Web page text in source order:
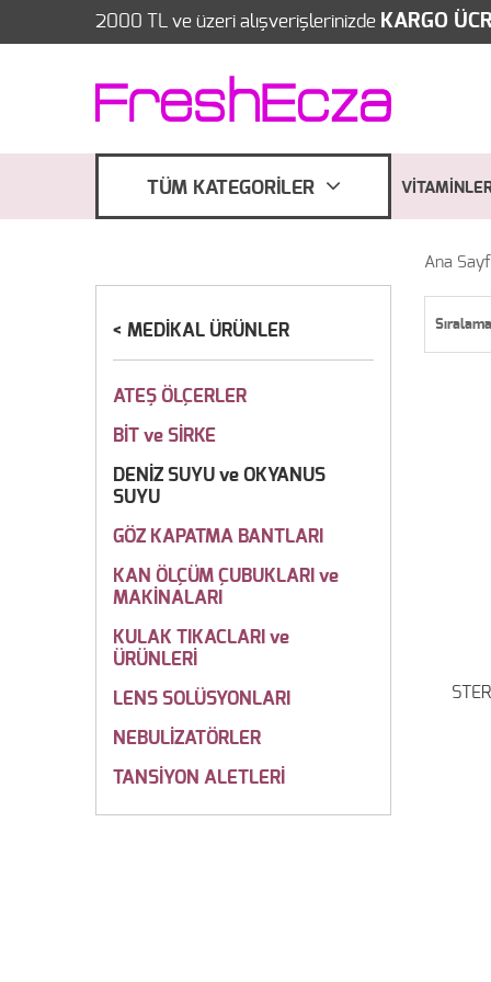
2000 TL ve üzeri alışverişlerinizde KARGO
TÜM KATEGORİLER
Ana
Sıralama
MEDİKAL ÜRÜNLER
ATEŞ ÖLÇERLER
BİT ve SİRKE
DENİZ SUYU ve OKYANUS
SUYU
GÖZ KAPATMA BANTLARI
KAN ÖLÇÜM ÇUBUKLARI ve
MAKİNALARI
KULAK TIKACLARI ve
ÜRÜNLERİ
LENS SOLÜSYONLARI
NEBULİZATÖRLER
TANSİYON ALETLERİ